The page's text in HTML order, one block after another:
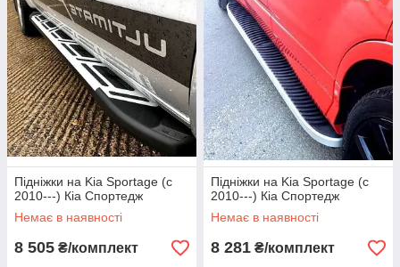
Підніжки на Kia Sportage (c
2010---) Кіа Спортедж
Немає в наявності
8 505 ₴/комплект
Підніжки на Kia Sportage (c
2010---) Кіа Спортедж
Немає в наявності
8 281 ₴/комплект